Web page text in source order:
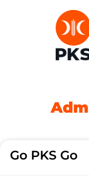
Go PKS Go